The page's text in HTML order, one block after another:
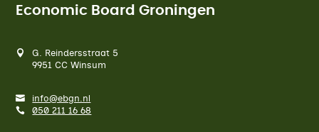
Economic Board Groningen
G. Reindersstraat 5
9951 CC Winsum
info@ebgn.nl
050 211 16 68